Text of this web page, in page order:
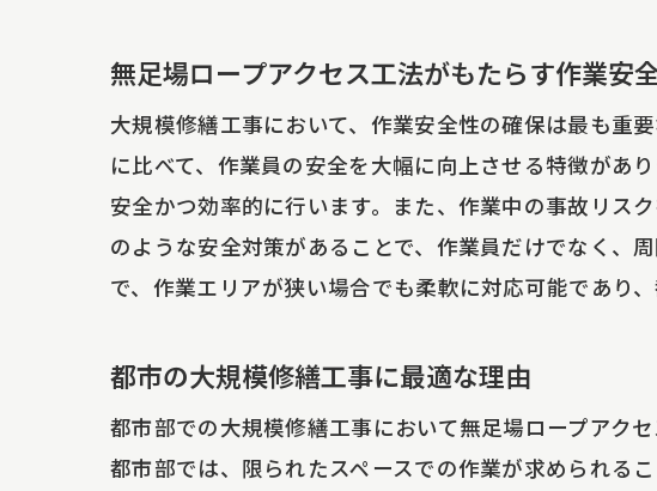
無足場ロープ
設備投資を最
継続的なメン
無足場ロープアク
環境に配慮し
コスト削減の
建設業界にお
無足場ロープ
地域社会と共
無足場ロープアクセス工法がもたらす作業安
大規模修繕工事において、作業安全性の確保は最も重
に比べて、作業員の安全を大幅に向上させる特徴があ
安全かつ効率的に行います。また、作業中の事故リス
のような安全対策があることで、作業員だけでなく、
で、作業エリアが狭い場合でも柔軟に対応可能であり
都市の大規模修繕工事に最適な理由
都市部での大規模修繕工事において無足場ロープアク
都市部では、限られたスペースでの作業が求められる